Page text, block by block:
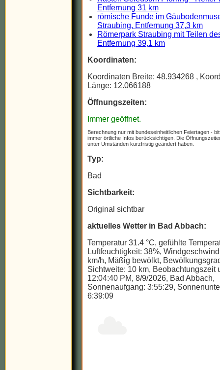
Entfernung 31 km
römische Funde im
Straubing, Entfernung 37,3 km
Römerpark Straubing mit Teilen
Entfernung 39,1 km
Koordinaten:
Koordinaten Breite: 48.934268 ,
Länge: 12.066188
Öffnungszeiten:
Immer geöffnet.
Berechnung nur mit bundeseinheitlichen Feiertagen -
immer örtliche Infos berücksichtigen. Die
unter Umständen kurzfristig geändert haben.
Typ:
Bad
Sichtbarkeit:
Original sichtbar
aktuelles Wetter in Bad Abbach:
Temperatur 31.4 °C, gefühlte
Luftfeuchtigkeit: 38%,
km/h, Mäßig bewölkt,
Sichtweite: 10 km, Beobachtungszeit
12:04:40 PM, 8/9/2026, Bad Abbach,
Sonnenaufgang: 3:55:29,
6:39:09